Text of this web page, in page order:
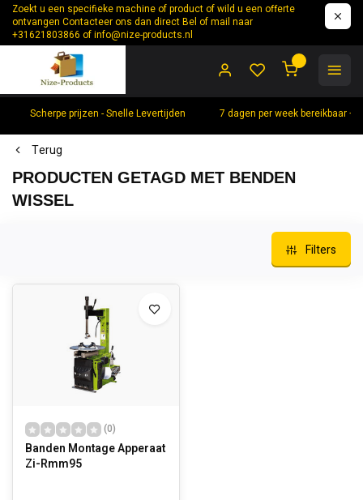
Zoekt u een specifieke machine of product of wild u een offerte
ontvangen Contacteer ons dan direct Bel of mail naar
+31621803866 ofinfo@nize-products.nl
Scherpe prijzen - Snelle Levertijden 7 dagen per week bereikbaar
Terug
PRODUCTEN GETAGD MET BENDEN
WISSEL
Filters
(0)
Banden Montage Apperaat
Zi-Rmm95